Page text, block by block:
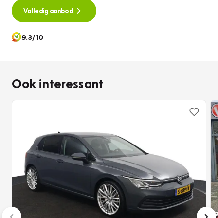
vermoeidheidsherkenning en verkeersborddetectie
beschikt deze Golf bovendien over moderne
maken.
digitaal instrumentenpaneel, sfeerverlichting en een
multifunctioneel lederen stuurwiel.
bestemming bereikt, terwijl Apple CarPlay en Android Auto,
Bluetooth, DAB audio en een draadloze telefoonlader
zorgen voor optimale connectiviteit onderweg.
Het Lounge Pakket voegt extra comfort toe met
automatische 3 zone climatronic airconditioning en een
separate klimaatregeling voor de achterpassagiers.
Verder beschikt de auto over keyless start,
Volledig aanbod
9.3/10
Ook interessant